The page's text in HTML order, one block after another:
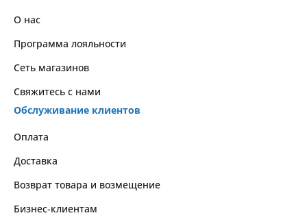
О нас
Программа лояльности
Сеть магазинов
Свяжитесь с нами
Обслуживание клиентов
Оплата
Доставка
Возврат товара и возмещение
Бизнес-клиентам